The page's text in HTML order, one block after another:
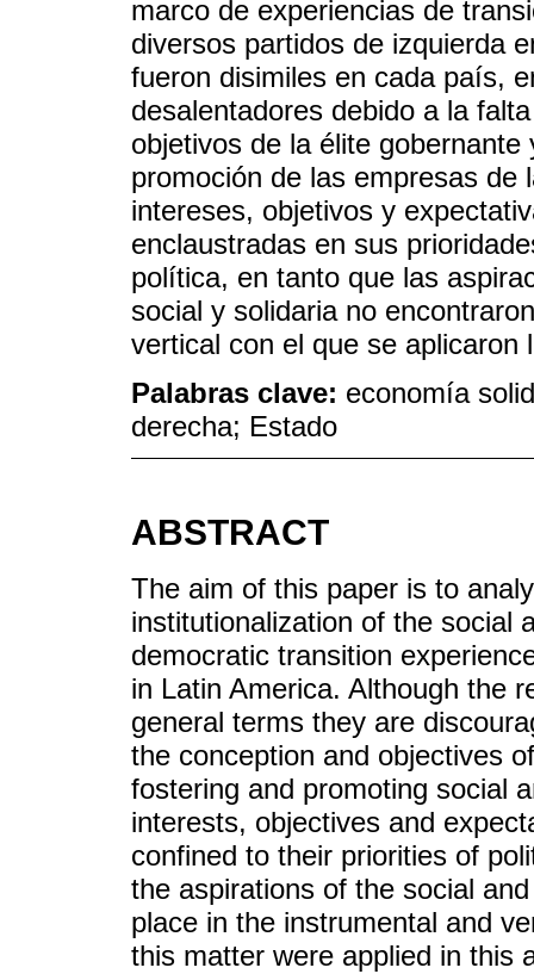
marco de experiencias de
diversos partidos de izquierda
fueron disimiles en cada país,
desalentadores debido a la
objetivos de la élite
promoción de las empresas de
intereses, objetivos y
enclaustradas en sus
política, en tanto que las
social y solidaria no
vertical con el que se
Palabras clave: economía
derecha; Estado
ABSTRACT
The aim of this paper is to
institutionalization of the social
democratic transition
in Latin America. Although the
general terms they are
the conception and objectives
fostering and promoting social
interests, objectives and
confined to their priorities of
the aspirations of the social
place in the instrumental and
this matter were applied in this